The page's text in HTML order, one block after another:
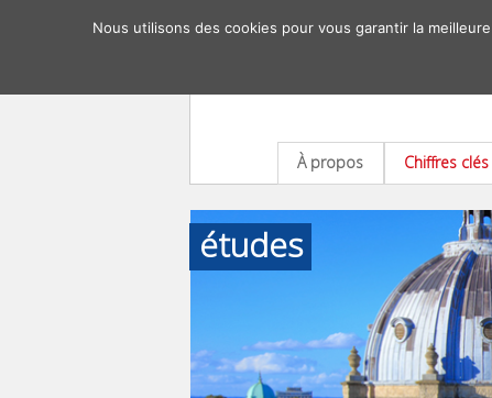
À propos Chiffres clés
études
Nous utilisons des cookies pour vous garantir la